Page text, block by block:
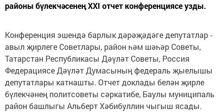
районы бүлекчәсенең XXI отчет конференциясе узды.
Конференция эшендә барлык дәрәҗәдәге депутатлар -
авыл җирлеге Советлары, район һәм шәһәр Советы,
Татарстан Республикасы Дәүләт Советы, Россия
Федерациясе Дәүләт Думасының федераль җыелышы
депутатлары катнашты. Отчет доклады белән җирле
бүлекчәнең политсоветы сәркатибе, Баулы муниципаль
район башлыгы Альберт Хәбибуллин чыгыш ясады.